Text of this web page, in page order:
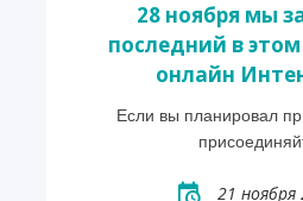
28 ноября мы
последний в
онлайн
Если вы планировал
21 ноября